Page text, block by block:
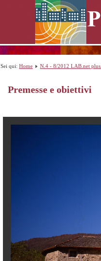
Sei qui: Home N.4 - 8/2012 LAB.net plus
Premesse e obiettivi